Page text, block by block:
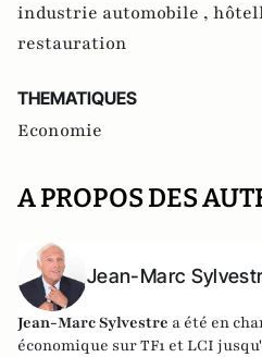
industrie automobile ,
restauration
THEMATIQUES
Economie
A PROPOS DES
Jean-Marc
Jean-Marc Sylvestre a été en
économique sur TF1 et LCI